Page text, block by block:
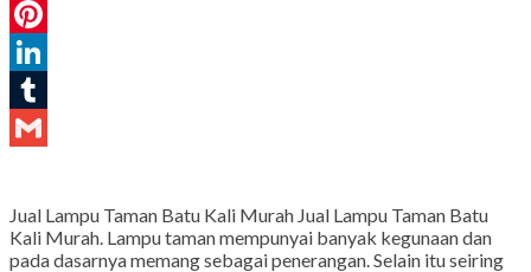
WhatsApp
Pinterest
LinkedIn
Tumblr
Jual Lampu Taman Batu Kali Murah Jual Lampu Taman Batu
Kali Murah. Lampu taman mempunyai banyak kegunaan dan
pada dasarnya memang sebagai penerangan. Selain itu seiring